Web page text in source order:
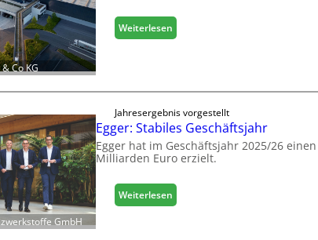
t
Z
n
t
b
a
g
i
t
a
l
s
i
Co KG
Weiterlesen:
H
e
e
r
ö
n
GmbH
Jahresergebnis vorgestellt
Egger: Stabiles Geschäftsjahr
Egger hat im Geschäftsjahr 2025/26
Milliarden Euro erzielt.
Weiterlesen:
E